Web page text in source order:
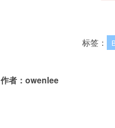
标签：
作者： owenlee